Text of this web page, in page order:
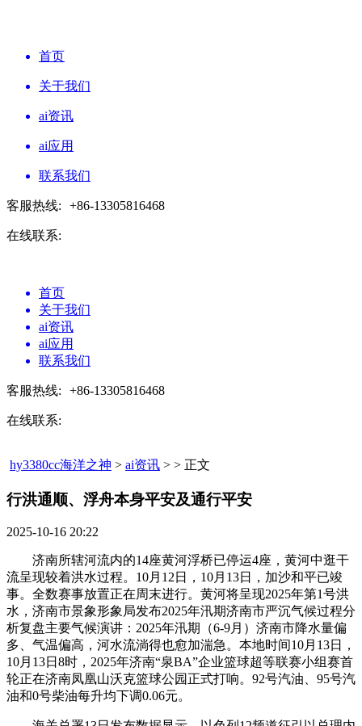
首页
关于我们
ai资讯
ai应用
联系我们
客服热线: +86-13305816468
在线联系:
首页
关于我们
ai资讯
ai应用
联系我们
客服热线: +86-13305816468
在线联系:
hy3380cc海洋之神 > ai资讯 > > 正文
行洪通顺、浮舟本身平安及通行平安​
2025-10-16 20:22
济南所辖河流内的14座黄河浮桥已停运4座，黄河中逛干
流呈现较着洪水过程。10月12日，10月13日，加沙和平已竣
事。全数赛事放置正在周末进行。黄河将呈现2025年第1号洪
水，济南市景象形象局发布2025年汛期济南市严沉气候过程分
析复盘主要气候演讲：2025年汛期（6-9月）济南市降水量偏
多、气温偏高，河水流淌得也愈加湍急。本地时间10月13日，
10月13日8时，2025年济南“泉BA”企业篮球超等联赛小组赛首
轮正在济南凤凰山沃克篮球公园正式打响。92号汽油、95号汽
油和0号柴油每升均下调0.06元。